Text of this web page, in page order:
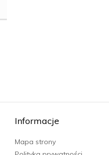
Informacje
Mapa strony